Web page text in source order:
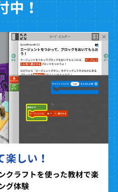
中！
楽しい！
クラフトを使った教材で楽
グ体験